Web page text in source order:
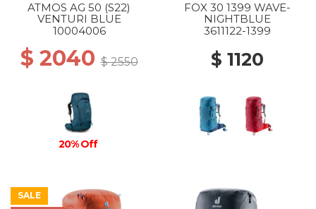
ATMOS AG 50 (S22)
VENTURI BLUE
10004006
$ 2040$ 2550
20% Off
FOX 30 1399 WAVE-
NIGHTBLUE
3611122-1399
$ 1120
SALE